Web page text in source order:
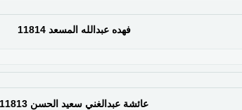
فهده عبدالله المسعد 11814
عائشة عبدالغني سعيد الحسن 11813